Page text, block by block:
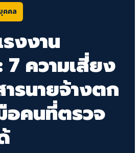
คคล
งงาน
7 ความเสี่ยง
ารนายจ้างตก
อคนที่ตรวจ